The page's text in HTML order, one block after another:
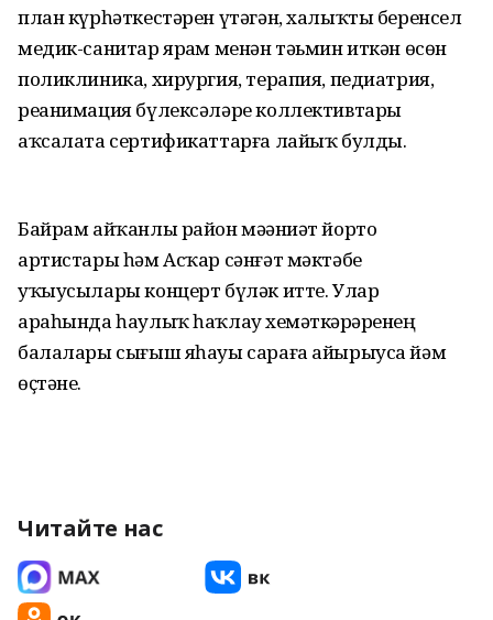
план күрһәткестәрен үтәгән, халыҡты беренсел
медик-санитар ярҙам менән тәьмин иткән өсөн
поликлиника, хирургия, терапия, педиатрия,
реанимация бүлексәләре коллективтары
аҡсалата сертификаттарға лайыҡ булды.
Байрам айҡанлы район мәҙәниәт йорто
артистары һәм Асҡар сәнғәт мәктәбе
уҡыусылары концерт бүләк итте. Улар
араһында һаулыҡ һаҡлау хеҙмәткәрҙәренең
балалары сығыш яһауы сараға айырыуса йәм
өҫтәне.
Читайте нас